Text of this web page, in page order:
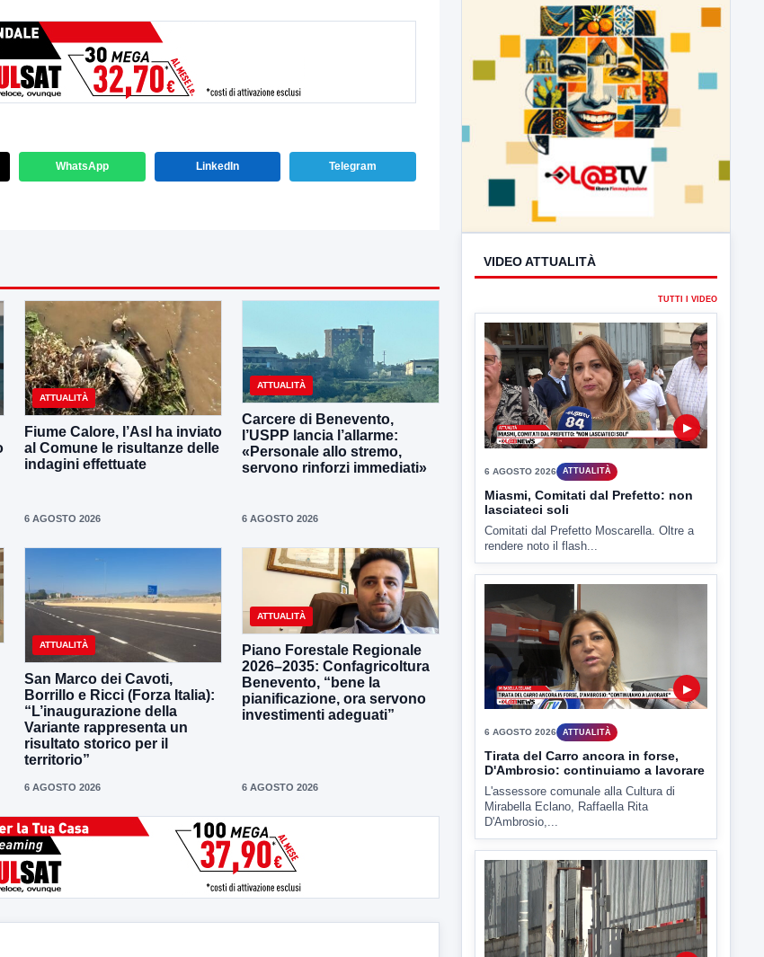
WhatsApp LinkedIn Telegram
ATTUALITÀ
Fiume Calore, l’Asl ha inviato
al Comune le risultanze delle
indagini effettuate
6 AGOSTO 2026
ATTUALITÀ
Carcere di Benevento,
l’USPP lancia l’allarme:
«Personale allo stremo,
servono rinforzi immediati»
6 AGOSTO 2026
ATTUALITÀ
San Marco dei Cavoti,
Borrillo e Ricci (Forza Italia):
“L’inaugurazione della
Variante rappresenta un
risultato storico per il
territorio”
6 AGOSTO 2026
ATTUALITÀ
Piano Forestale Regionale
2026–2035: Confagricoltura
Benevento, “bene la
pianificazione, ora servono
investimenti adeguati”
6 AGOSTO 2026
VIDEO ATTUALITÀ
TUTTI I VIDEO
▶
6 AGOSTO 2026 ATTUALITÀ
Miasmi, Comitati dal Prefetto: non
lasciateci soli
Comitati dal Prefetto Moscarella. Oltre a
rendere noto il flash...
6 AGOSTO 2026 ATTUALITÀ
Tirata del Carro ancora in forse,
D'Ambrosio: continuiamo a lavorare
L'assessore comunale alla Cultura di
Mirabella Eclano, Raffaella Rita
D'Ambrosio,...
▶
6 AGOSTO 2026 ATTUALITÀ